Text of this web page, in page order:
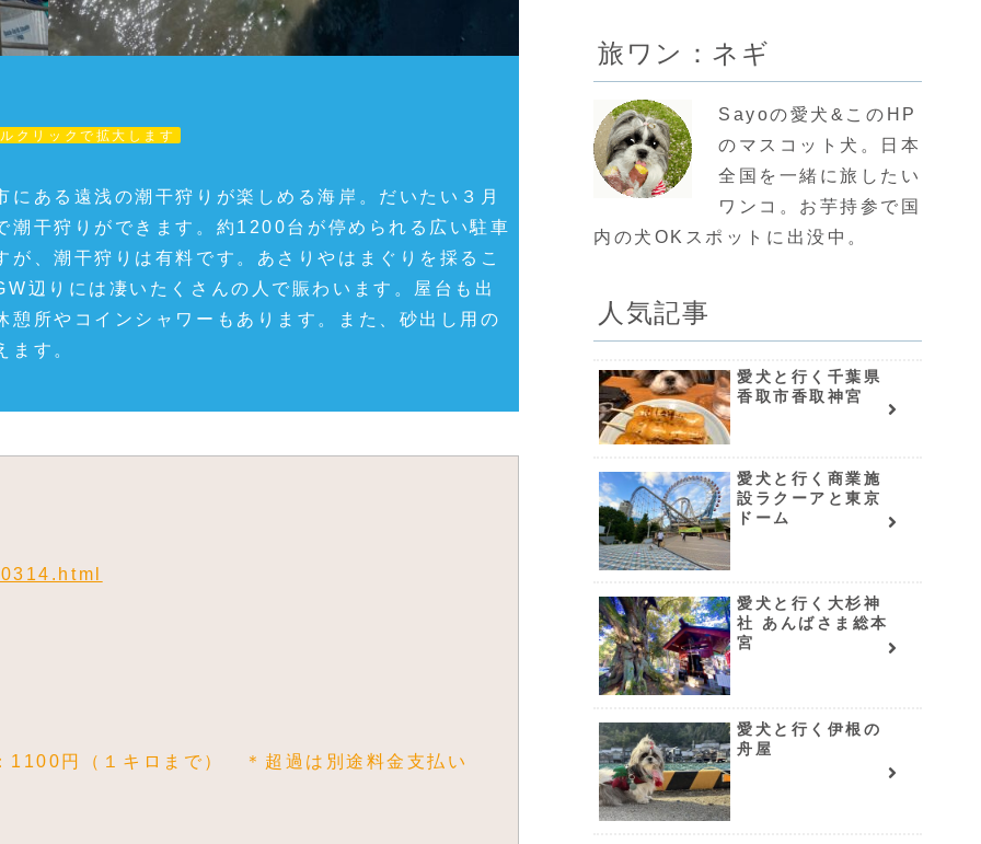
クリックで拡大します
にある遠浅の潮干狩りが楽しめる海岸。だいたい３月
潮干狩りができます。約1200台が停められる広い駐車
が、潮干狩りは有料です。あさりやはまぐりを採るこ
辺りには凄いたくさんの人で賑わいます。屋台も出
憩所やコインシャワーもあります。また、砂出し用の
ます。
円（１キロまで） ＊超過は別途料金支払い
旅ワン：ネギ
Sayoの愛犬&このHP
のマスコット犬。日本
全国を一緒に旅したい
ワンコ。お芋持参で国
内の犬OKスポットに出没中。
人気記事
愛犬と行く千葉県
香取市香取神宮
愛犬と行く商業施
設ラクーアと東京
ドーム
愛犬と行く大杉神
社 あんばさま総本
宮
愛犬と行く伊根の
舟屋